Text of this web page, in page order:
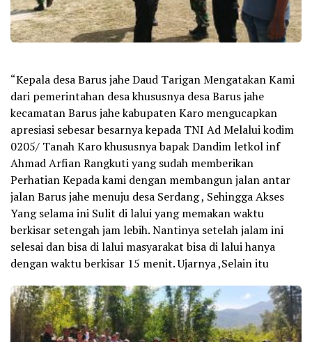
“Kepala desa Barus jahe Daud Tarigan Mengatakan Kami
dari pemerintahan desa khususnya desa Barus jahe
kecamatan Barus jahe kabupaten Karo mengucapkan
apresiasi sebesar besarnya kepada TNI Ad Melalui kodim
0205/ Tanah Karo khususnya bapak Dandim letkol inf
Ahmad Arfian Rangkuti yang sudah memberikan
Perhatian Kepada kami dengan membangun jalan antar
jalan Barus jahe menuju desa Serdang , Sehingga Akses
Yang selama ini Sulit di lalui yang memakan waktu
berkisar setengah jam lebih. Nantinya setelah jalam ini
selesai dan bisa di lalui masyarakat bisa di lalui hanya
dengan waktu berkisar 15 menit. Ujarnya ,Selain itu